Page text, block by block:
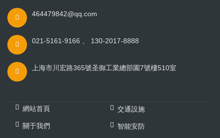
464479842@qq.com
021-5161-9166 、 130-2017-8888
上海市川宏路365號圣御工業總部園7號樓510室
網站首頁
關于我們
交通設施
智能安防